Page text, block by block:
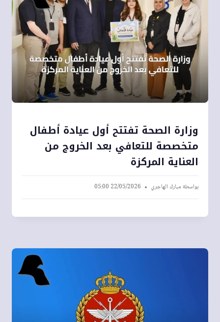
وزارة الصحة تفتتح أول عيادة أطفال
متخصصة للتعافي بعد الخروج من
العناية المركزة
بواسطةمبارك الهاجري 22/05/2026 05:00